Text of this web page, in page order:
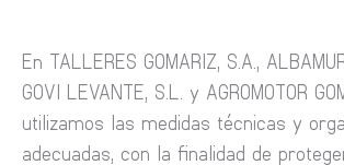
En TALLERES GOMARIZ, S.A.,
GOVI LEVANTE, S.L. y AGROMOTOR
utilizamos las medidas técnicas y
adecuadas, con la finalidad de